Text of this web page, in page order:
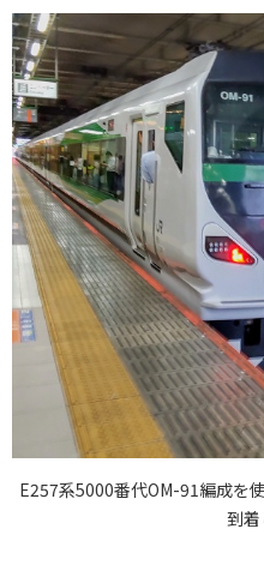
E257系5000番代OM-91編成を
到着